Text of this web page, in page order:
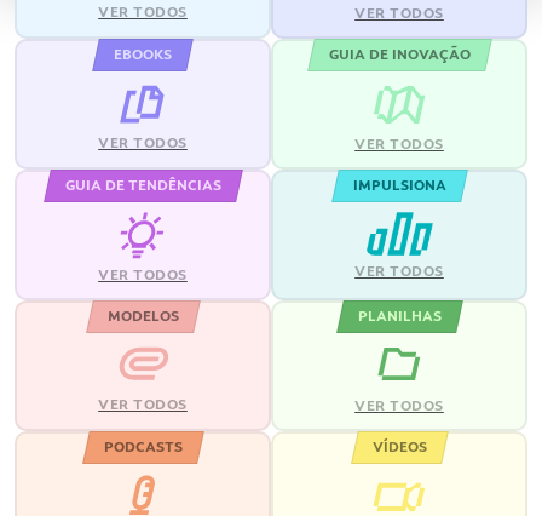
VER TODOS VER TODOS
EBOOKS
VER TODOS
GUIA DE INOVAÇÃO
VER TODOS
GUIA DE TENDÊNCIAS
VER TODOS
IMPULSIONA
VER TODOS
MODELOS
VER TODOS
PLANILHAS
VER TODOS
PODCASTS VÍDEOS